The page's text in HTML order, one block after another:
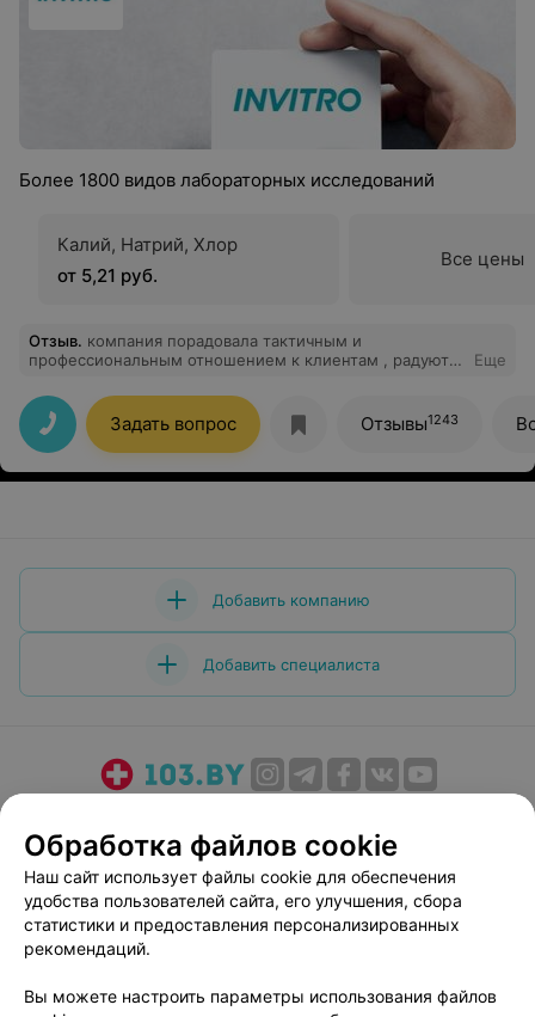
Более 1800 видов лабораторных исследований
Калий, Натрий, Хлор
от 5,21 руб.
Все цены
Отзыв. компания порадовала тактичным и
профессиональным отношением к клиентам , радуют
работники мо вежливые и внимательные , для меня
так же была важна атмосфера - все на высоте.
Еще
Задать вопрос Отзывы1243
Добавить компанию
Добавить специалиста
Медицинский маркетинг
Публичный договор
Пользовательское соглашение
Способы оплаты
Вакансии
Партнеры
Персональные настройки cookie
Обработка файлов cookie
Наш сайт использует файлы cookie для обеспечения
удобства пользователей сайта, его улучшения, сбора
статистики и предоставления персонализированных
рекомендаций.
Вы можете настроить параметры использования файлов